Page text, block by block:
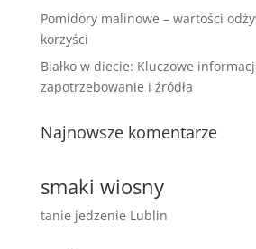
Pomidory malinowe – wartości
korzyści
Białko w diecie: Kluczowe
zapotrzebowanie i źródła
Najnowsze komentarze
smaki wiosny
tanie jedzenie Lublin